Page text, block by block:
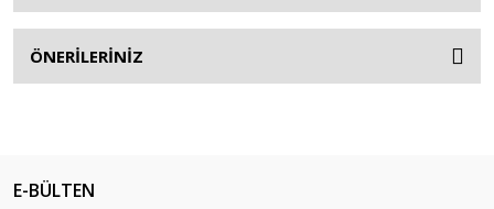
ÖNERİLERİNİZ
E-BÜLTEN